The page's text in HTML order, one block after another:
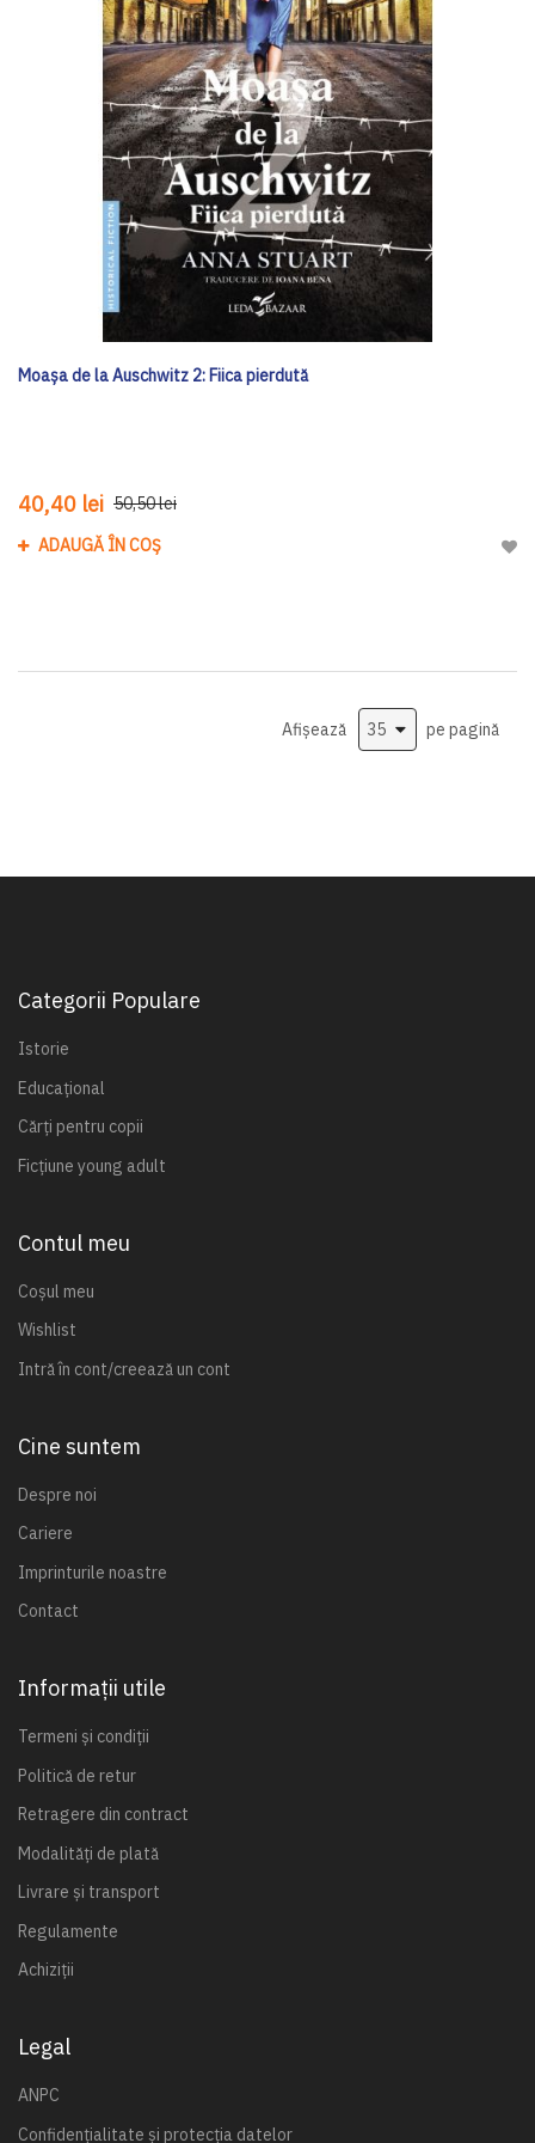
Moașa de la Auschwitz 2: Fiica pierdută
40,40 lei 50,50 lei
ADAUGĂ ÎN COȘ
Afișează pe pagină
Categorii Populare
Istorie
Educațional
Cărți pentru copii
Ficțiune young adult
Contul meu
Coșul meu
Wishlist
Intră în cont/creează un cont
Cine suntem
Despre noi
Cariere
Imprinturile noastre
Contact
Informații utile
Termeni și condiții
Politică de retur
Retragere din contract
Modalități de plată
Livrare și transport
Regulamente
Achiziții
Legal
ANPC
Confidențialitate și protecția datelor